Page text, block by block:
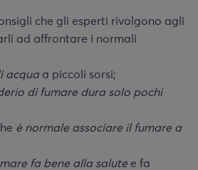
che gli esperti rivolgono agli
ad affrontare i normali
acquaa piccoli sorsi;
di fumare dura solo pochi
è normale associare il fumare a
fa bene alla salute e fa